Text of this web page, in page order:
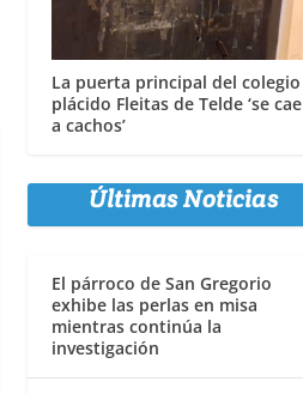
La puerta principal del colegio
plácido Fleitas de Telde ‘se cae
a cachos’
Últimas Noticias
El párroco de San Gregorio
exhibe las perlas en misa
mientras continúa la
investigación